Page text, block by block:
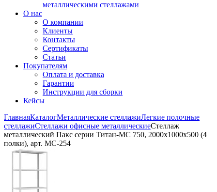
металлическими стеллажами
О нас
О компании
Клиенты
Контакты
Сертификаты
Статьи
Покупателям
Оплата и доставка
Гарантии
Инструкции для сборки
Кейсы
ГлавнаяКаталогМеталлические стеллажиЛегкие полочные
стеллажиСтеллажи офисные металлическиеСтеллаж
металлический Пакс серии Титан-МС 750, 2000x1000x500 (4
полки), арт. МС-254